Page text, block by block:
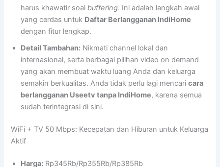
harus khawatir soalbuffering. Ini adalah langkah awal
yang cerdas untuk Daftar Berlangganan IndiHome
dengan fitur lengkap.
Detail Tambahan: Nikmati channel lokal dan
internasional, serta berbagai pilihan video on demand
yang akan membuat waktu luang Anda dan keluarga
semakin berkualitas. Anda tidak perlu lagi mencaricara
berlangganan Useetv tanpa IndiHome, karena semua
sudah terintegrasi di sini.
WiFi + TV 50 Mbps: Kecepatan dan Hiburan untuk Keluarga
Aktif
Harga: Rp345Rb/Rp355Rb/Rp385Rb